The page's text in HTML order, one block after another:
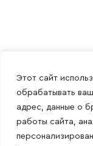
Этот сайт
обрабатывать
адрес, данные о
работы сайта,